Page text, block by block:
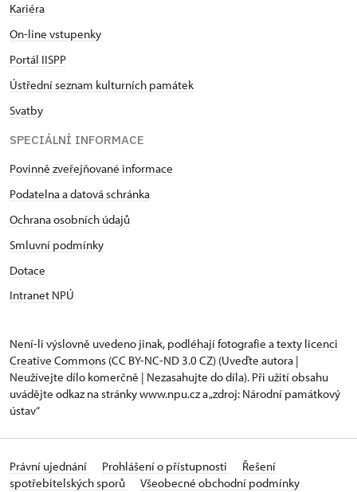
Kariéra
On-line vstupenky
Portál IISPP
Ústřední seznam kulturních památek
Svatby
SPECIÁLNÍ INFORMACE
Povinně zveřejňované informace
Podatelna a datová schránka
Ochrana osobních údajů
Smluvní podmínky
Dotace
Intranet NPÚ
Není-li výslovně uvedeno jinak, podléhají fotografie a texty licenci
Creative Commons (CC BY-NC-ND 3.0 CZ) (Uveďte autora |
Neužívejte dílo komerčně | Nezasahujte do díla). Při užití obsahu
uvádějte odkaz na stránky www.npu.cz a „zdroj: Národní památkový
ústav“
Právní ujednání Prohlášení o přístupnosti
Řešení
spotřebitelských sporů
Všeobecné obchodní podmínky